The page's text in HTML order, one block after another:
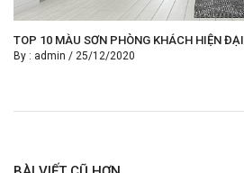
TOP 10 MÀU SƠN PHÒNG KHÁCH HIỆN ĐẠI
By : admin / 25/12/2020